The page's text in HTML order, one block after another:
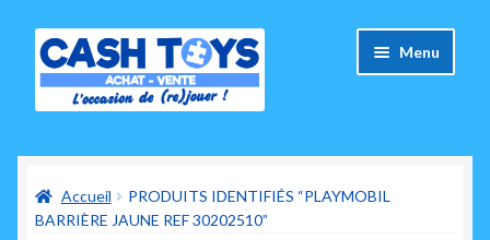
Aller
à
Aller
au
contenu
Menu
Carte Cadeau
Accueil
PRODUITS IDENTIFIÉS “PLAYMOBIL
BARRIÈRE JAUNE REF 30202510”